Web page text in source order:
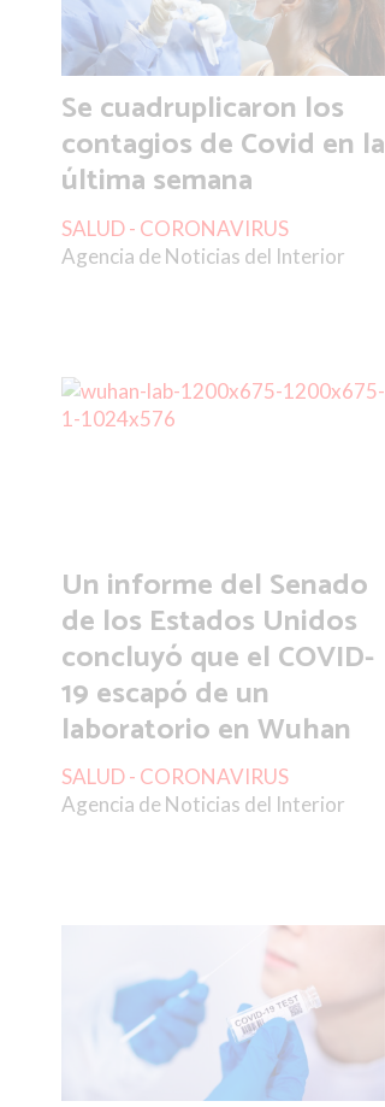
Se cuadruplicaron los
contagios de Covid en la
última semana
Agencia de Noticias del Interior
SALUD - CORONAVIRUS
Un informe del Senado
de los Estados Unidos
concluyó que el COVID-
19 escapó de un
laboratorio en Wuhan
Agencia de Noticias del Interior
SALUD - CORONAVIRUS